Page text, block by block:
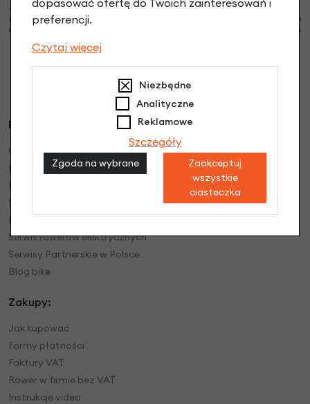
cookie. Administratorem Twoich danych osobowych są RoweryStylowe.pl (50-028 Wrocław,
ul. Świdnicka 49; e-mail: sklep@rowerystylowe.pl, telefon: 713 432 029. Podany przez Ciebie
adres e-mail może stanowić Twoje dane osobowe (np. jeżeli zawiera Twoje imię i nazwisko).
RoweryStylowe.pl
O firmie
Regulamin sklepu
Polityka prywatności
Serwis rowerowy
Mapa dojazdu
Serwis rowerów elektrycznych
Serwisy Partnerskie w Polsce
Blog bike
Zakupy:
Jak kupować
Formy płatności
Faktury VAT
Rower w firmie bez VAT
Instrukcje video
dopasować ofertę do Twoich zainteresowań i
preferencji.
Czytaj więcej
Niezbędne
Analityczne
Reklamowe
Szczegóły
Zgoda na wybrane
Zaakceptuj
wszystkie
ciasteczka